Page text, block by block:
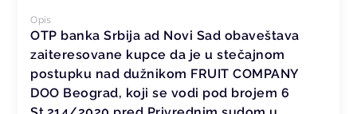
Opis
OTP banka Srbija ad Novi Sad obaveštava
zaiteresovane kupce da je u stečajnom
postupku nad dužnikom FRUIT COMPANY
DOO Beograd, koji se vodi pod brojem 6